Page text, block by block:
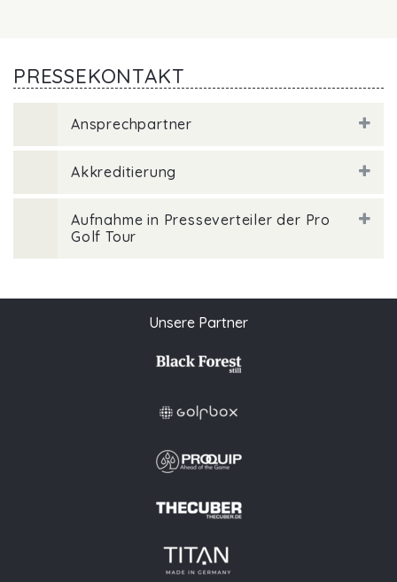
PRESSEKONTAKT
Ansprechpartner
Akkreditierung
Aufnahme in Presseverteiler der Pro
Golf Tour
Unsere Partner